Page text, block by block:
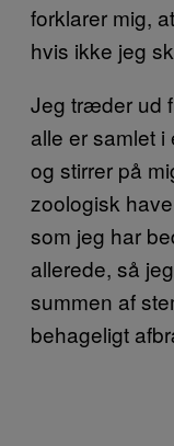
forklarer mig,
hvis ikke jeg
Jeg træder ud
alle er samlet
og stirrer på
zoologisk
som jeg har
allerede, så
summen af
behageligt